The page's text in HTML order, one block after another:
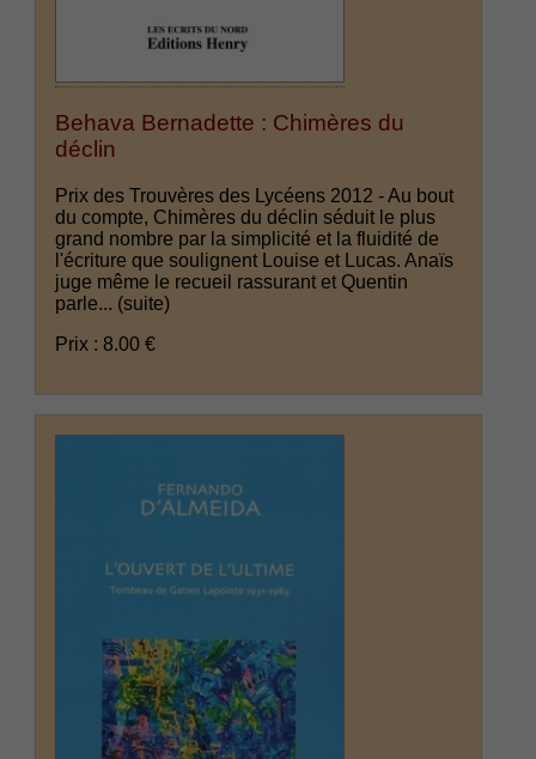
Behava Bernadette : Chimères du
déclin
Prix des Trouvères des Lycéens 2012 - Au bout
du compte, Chimères du déclin séduit le plus
grand nombre par la simplicité et la fluidité de
l'écriture que soulignent Louise et Lucas. Anaïs
juge même le recueil rassurant et Quentin
parle... (suite)
Prix : 8.00 €